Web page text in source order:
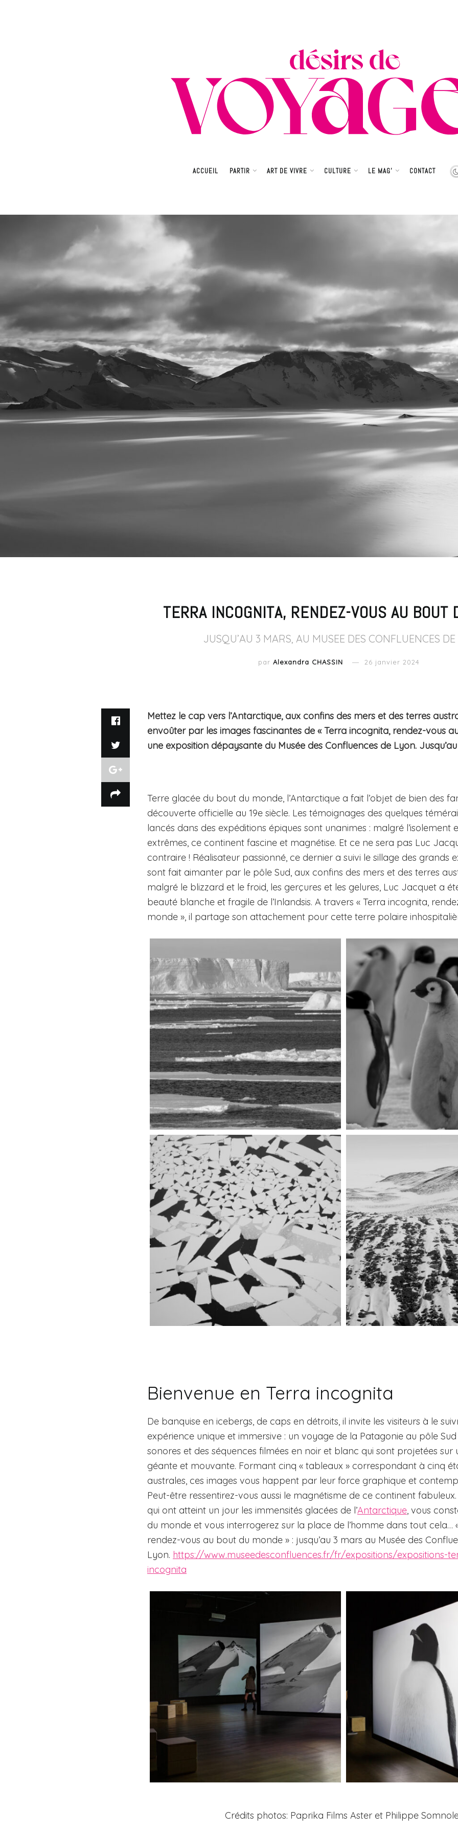
ACCUEIL PARTIR ART DE VIVRE CULTURE LE MAG’ CONTACT
TERRA INCOGNITA, RENDEZ-VOUS AU BOUT
JUSQU’AU 3 MARS, AU MUSEE DES CONFLUENCES
par Alexandra CHASSIN 26 janvier 2024
Mettez le cap vers l’Antarctique, aux confins des mers et des terres
envoûter par les images fascinantes de « Terra incognita, rendez-vous
une exposition dépaysante du Musée des Confluences de Lyon.
Terre glacée du bout du monde, l’Antarctique a fait l’objet de bien des
découverte officielle au 19e siècle. Les témoignages des quelques
lancés dans des expéditions épiques sont unanimes : malgré l’isolement
extrêmes, ce continent fascine et magnétise. Et ce ne sera pas Luc
contraire ! Réalisateur passionné, ce dernier a suivi le sillage des grands
sont fait aimanter par le pôle Sud, aux confins des mers et des terres
malgré le blizzard et le froid, les gerçures et les gelures, Luc Jacquet a
beauté blanche et fragile de l’Inlandsis. A travers « Terra incognita,
monde », il partage son attachement pour cette terre polaire
Bienvenue en Terra incognita
De banquise en icebergs, de caps en détroits, il invite les visiteurs à le
expérience unique et immersive : un voyage de la Patagonie au pôle
sonores et des séquences filmées en noir et blanc qui sont projetées sur
géante et mouvante. Formant cinq « tableaux » correspondant à cinq
australes, ces images vous happent par leur force graphique et
Peut-être ressentirez-vous aussi le magnétisme de ce continent
qui ont atteint un jour les immensités glacées de l’Antarctique, vous
du monde et vous interrogerez sur la place de l’homme dans tout cela…
rendez-vous au bout du monde » : jusqu’au 3 mars au Musée des
Lyon. https://www.museedesconfluences.fr/fr/expositions/expositions-
incognita
Crédits photos: Paprika Films Aster et Philippe